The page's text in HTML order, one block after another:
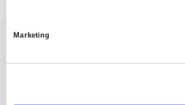
Marketing